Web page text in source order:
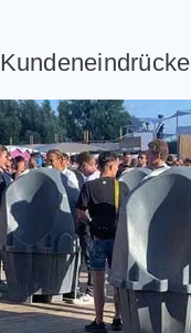
Kundeneindrücke